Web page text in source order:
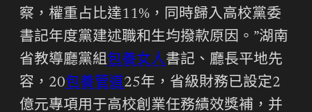
察，權重占比達11%，同時歸入高校黨委
書記年度黨建述職和生均撥款原因。”湖南
省教導廳黨組包養女人書記、廳長平地先
容，20包養管道25年，省級財務已設定2
億元專項用于高校創業任務績效獎補，并